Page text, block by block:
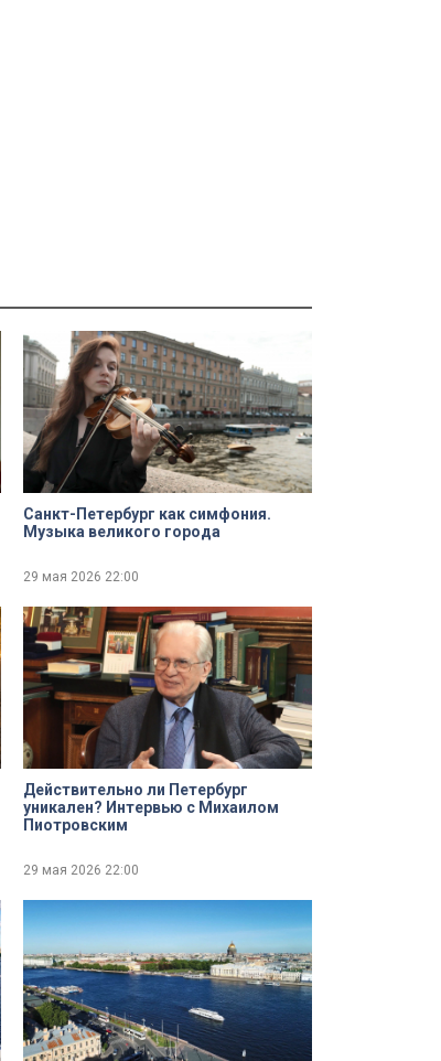
Санкт-Петербург как симфония.
Музыка великого города
29 мая 2026 22:00
Действительно ли Петербург
уникален? Интервью с Михаилом
Пиотровским
29 мая 2026 22:00